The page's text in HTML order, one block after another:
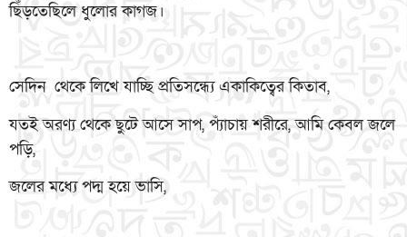
ছিঁড়তেছিলে ধুলোর কাগজ।
সেদিন থেকে লিখে যাচ্ছি প্রতিসন্ধ্যে একাকিত্বের কিতাব,
যতই অরণ্য থেকে ছুটে আসে সাপ, প্যঁাচায় শরীরে, আমি কেবল জলে
পড়ি,
জলের মধ্যে পদ্ম হয়ে ভাসি,